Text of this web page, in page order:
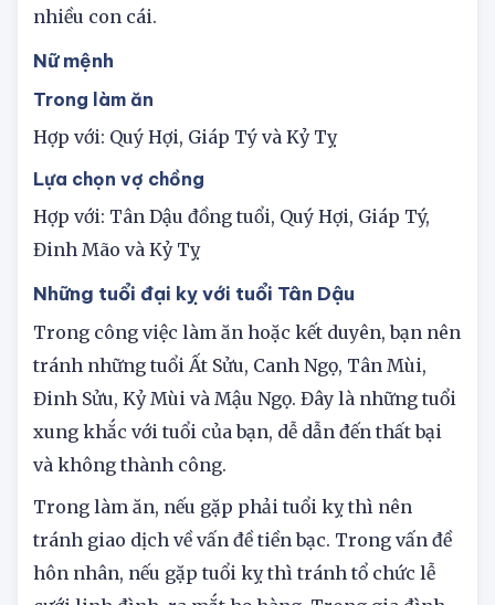
tuổi hợp. Trừ tuổi Giáp Tý, các tuổi khác đều có
Nữ mệnh
Trong làm ăn
Hợp với: Quý Hợi, Giáp Tý và Kỷ Tỵ
Lựa chọn vợ chồng
Hợp với: Tân Dậu đồng tuổi, Quý Hợi, Giáp Tý,
Đinh Mão và Kỷ Tỵ
Những tuổi đại kỵ với tuổi Tân Dậu
Trong công việc làm ăn hoặc kết duyên, bạn nên
tránh những tuổi Ất Sửu, Canh Ngọ, Tân Mùi,
Đinh Sửu, Kỷ Mùi và Mậu Ngọ. Đây là những tuổi
xung khắc với tuổi của bạn, dễ dẫn đến thất bại
và không thành công.
Trong làm ăn, nếu gặp phải tuổi kỵ thì nên
tránh giao dịch về vấn đề tiền bạc. Trong vấn đề